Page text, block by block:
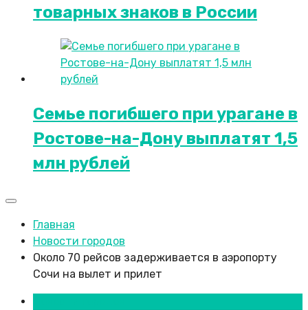
товарных знаков в России
Семье погибшего при урагане в
Ростове-на-Дону выплатят 1,5
млн рублей
Главная
Новости городов
Около 70 рейсов задерживается в аэропорту
Сочи на вылет и прилет